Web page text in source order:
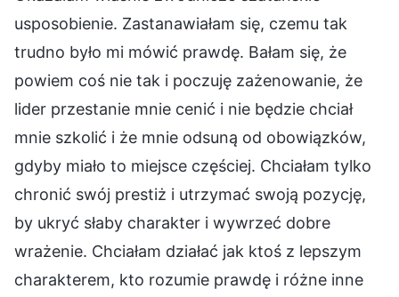
usposobienie. Zastanawiałam się, czemu tak
trudno było mi mówić prawdę. Bałam się, że
powiem coś nie tak i poczuję zażenowanie, że
lider przestanie mnie cenić i nie będzie chciał
mnie szkolić i że mnie odsuną od obowiązków,
gdyby miało to miejsce częściej. Chciałam tylko
chronić swój prestiż i utrzymać swoją pozycję,
by ukryć słaby charakter i wywrzeć dobre
wrażenie. Chciałam działać jak ktoś z lepszym
charakterem, kto rozumie prawdę i różne inne